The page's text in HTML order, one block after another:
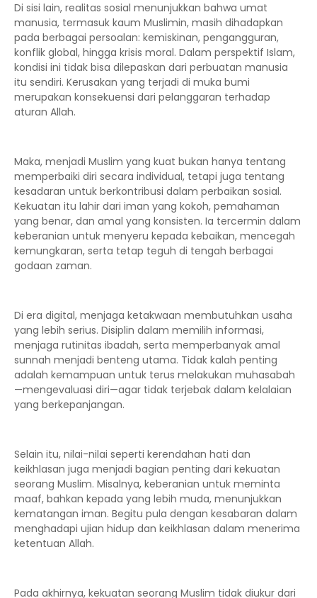
Di sisi lain, realitas sosial menunjukkan bahwa umat
manusia, termasuk kaum Muslimin, masih dihadapkan
pada berbagai persoalan: kemiskinan, pengangguran,
konflik global, hingga krisis moral. Dalam perspektif Islam,
kondisi ini tidak bisa dilepaskan dari perbuatan manusia
itu sendiri. Kerusakan yang terjadi di muka bumi
merupakan konsekuensi dari pelanggaran terhadap
aturan Allah.
Maka, menjadi Muslim yang kuat bukan hanya tentang
memperbaiki diri secara individual, tetapi juga tentang
kesadaran untuk berkontribusi dalam perbaikan sosial.
Kekuatan itu lahir dari iman yang kokoh, pemahaman
yang benar, dan amal yang konsisten. Ia tercermin dalam
keberanian untuk menyeru kepada kebaikan, mencegah
kemungkaran, serta tetap teguh di tengah berbagai
godaan zaman.
Di era digital, menjaga ketakwaan membutuhkan usaha
yang lebih serius. Disiplin dalam memilih informasi,
menjaga rutinitas ibadah, serta memperbanyak amal
sunnah menjadi benteng utama. Tidak kalah penting
adalah kemampuan untuk terus melakukan muhasabah
—mengevaluasi diri—agar tidak terjebak dalam kelalaian
yang berkepanjangan.
Selain itu, nilai-nilai seperti kerendahan hati dan
keikhlasan juga menjadi bagian penting dari kekuatan
seorang Muslim. Misalnya, keberanian untuk meminta
maaf, bahkan kepada yang lebih muda, menunjukkan
kematangan iman. Begitu pula dengan kesabaran dalam
menghadapi ujian hidup dan keikhlasan dalam menerima
ketentuan Allah.
Pada akhirnya, kekuatan seorang Muslim tidak diukur dari